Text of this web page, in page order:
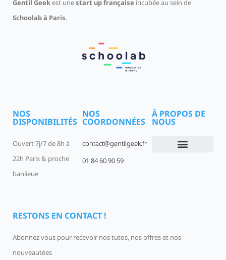
Gentil Geekest unestart up française incubée au sein de
Schoolab à Paris.
NOS
DISPONIBILITÉS
Ouvert 7j/7 de 8h à
22h Paris & proche
banlieue
NOS
COORDONNÉES
contact@gentilgeek.fr
01 84 60 90 59
À PROPOS DE
NOUS
RESTONS EN CONTACT !
Abonnez vous pour recevoir nos tutos, nos offres et nos
nouveautées